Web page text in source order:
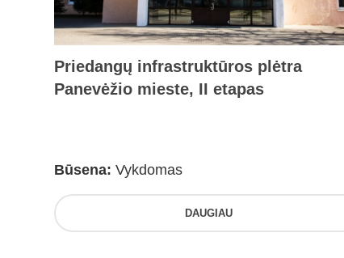
Priedangų infrastruktūros plėtra
Panevėžio mieste, II etapas
Būsena: Vykdomas
DAUGIAU